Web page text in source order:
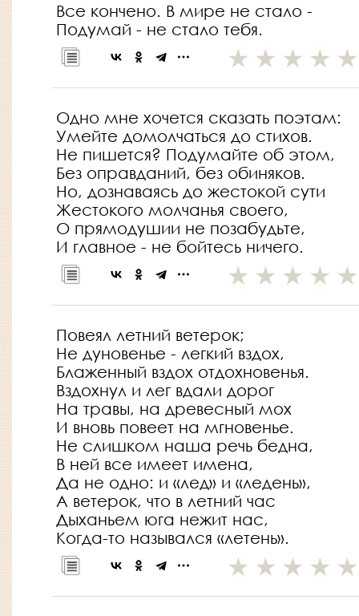
Все кончено. В мире не стало -
Подумай - не стало тебя.
Одно мне хочется сказать поэтам:
Умейте домолчаться до стихов.
Не пишется? Подумайте об этом,
Без оправданий, без обиняков.
Но, дознаваясь до жестокой сути
Жестокого молчанья своего,
О прямодушии не позабудьте,
И главное - не бойтесь ничего.
Повеял летний ветерок;
Не дуновенье - легкий вздох,
Блаженный вздох отдохновенья.
Вздохнул и лег вдали дорог
На травы, на древесный мох
И вновь повеет на мгновенье.
Не слишком наша речь бедна,
В ней все имеет имена,
Да не одно: и «лед» и «ледень»,
А ветерок, что в летний час
Дыханьем юга нежит нас,
Когда-то назывался «летень».